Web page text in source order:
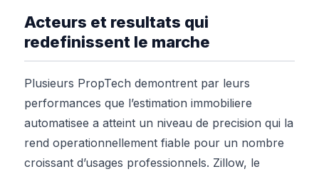
Acteurs et resultats qui
redefinissent le marche
Plusieurs PropTech demontrent par leurs
performances que l’estimation immobiliere
automatisee a atteint un niveau de precision qui la
rend operationnellement fiable pour un nombre
croissant d’usages professionnels. Zillow, le